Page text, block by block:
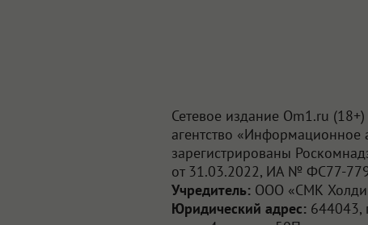
Сетевое издание Om1.ru
агентство «Информационное
зарегистрированы
от 31.03.2022, ИА № ФС77-
Учредитель: ООО «СМК
Юридический адрес: 644043,